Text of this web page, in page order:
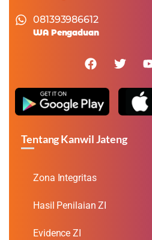
081393986612
WA Pengaduan
Tentang Kanwil Jateng
Zona Integritas
Hasil Penilaian ZI
Evidence ZI